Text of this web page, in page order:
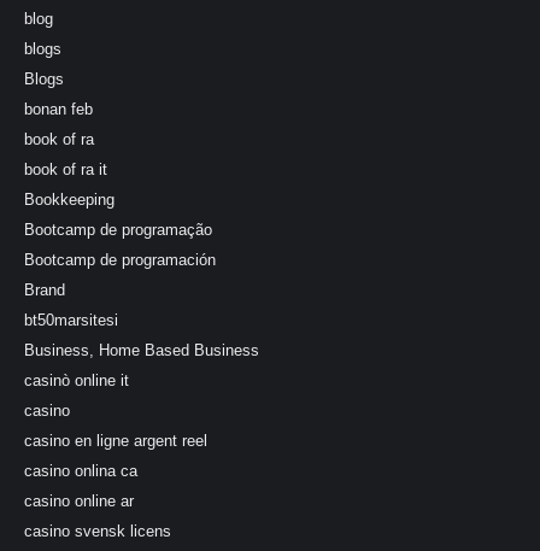
blog
blogs
Blogs
bonan feb
book of ra
book of ra it
Bookkeeping
Bootcamp de programação
Bootcamp de programación
Brand
bt50marsitesi
Business, Home Based Business
casinò online it
casino
casino en ligne argent reel
casino onlina ca
casino online ar
casino svensk licens